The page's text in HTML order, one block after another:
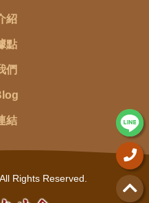
紹
點
們
結
Rights Reserved.